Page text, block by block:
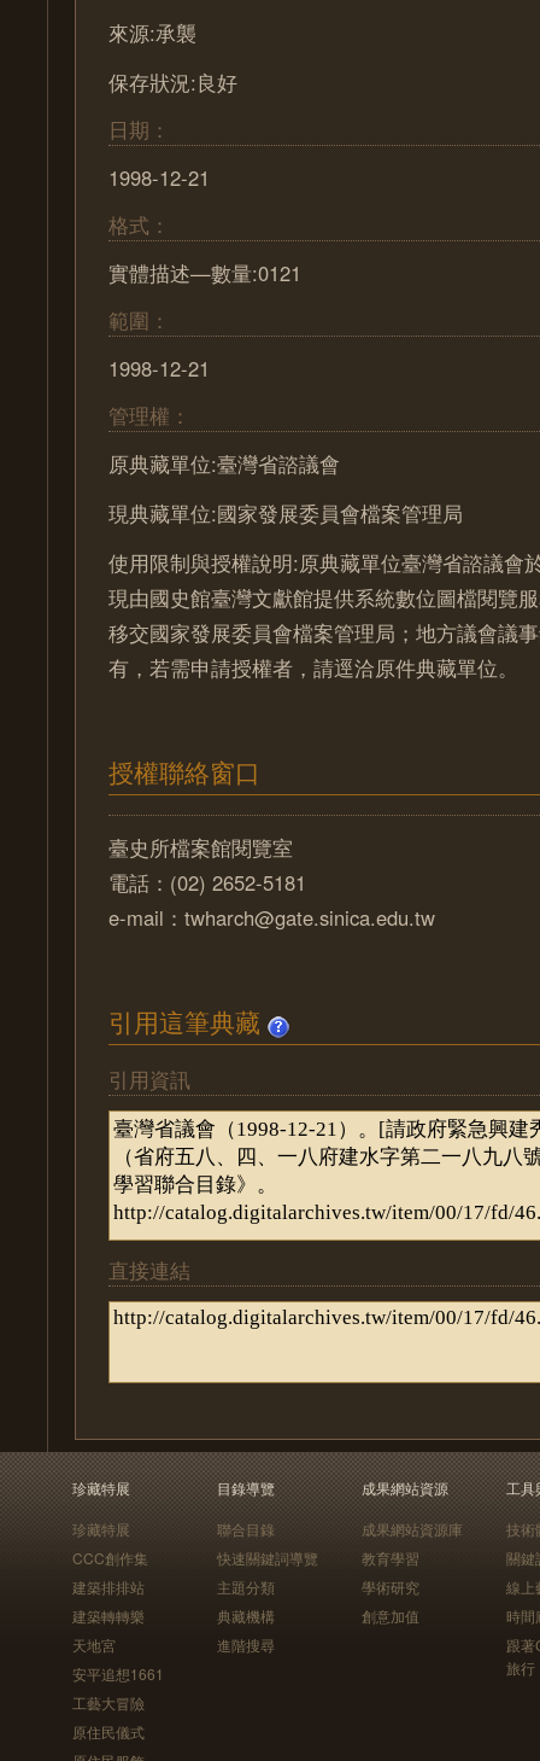
來源:承襲
保存狀況:良好
日期：
1998-12-21
格式：
實體描述—數量:0121
範圍：
1998-12-21
管理權：
原典藏單位:臺灣省諮議會
現典藏單位:國家發展委員會檔案管理局
使用限制與授權說明:原典藏單位臺灣省諮議會
現由國史館臺灣文獻館提供系統數位圖檔閱覽
移交國家發展委員會檔案管理局；地方議會議
有，若需申請授權者，請逕洽原件典藏單位。
授權聯絡窗口
臺史所檔案館閱覽室
電話：(02) 2652-5181
e-mail：twharch@gate.sinica.edu.tw
引用這筆典藏
引用資訊
直接連結
珍藏特展
珍藏特展
CCC創作集
建築排排站
建築轉轉樂
天地宮
安平追想1661
工藝大冒險
原住民儀式
目錄導覽
聯合目錄
快速關鍵詞導覽
主題分類
典藏機構
進階搜尋
成果網站資源
成果網站資源庫
教育學習
學術研究
創意加值
工具
技術
關鍵
線上
時間
跟
旅行